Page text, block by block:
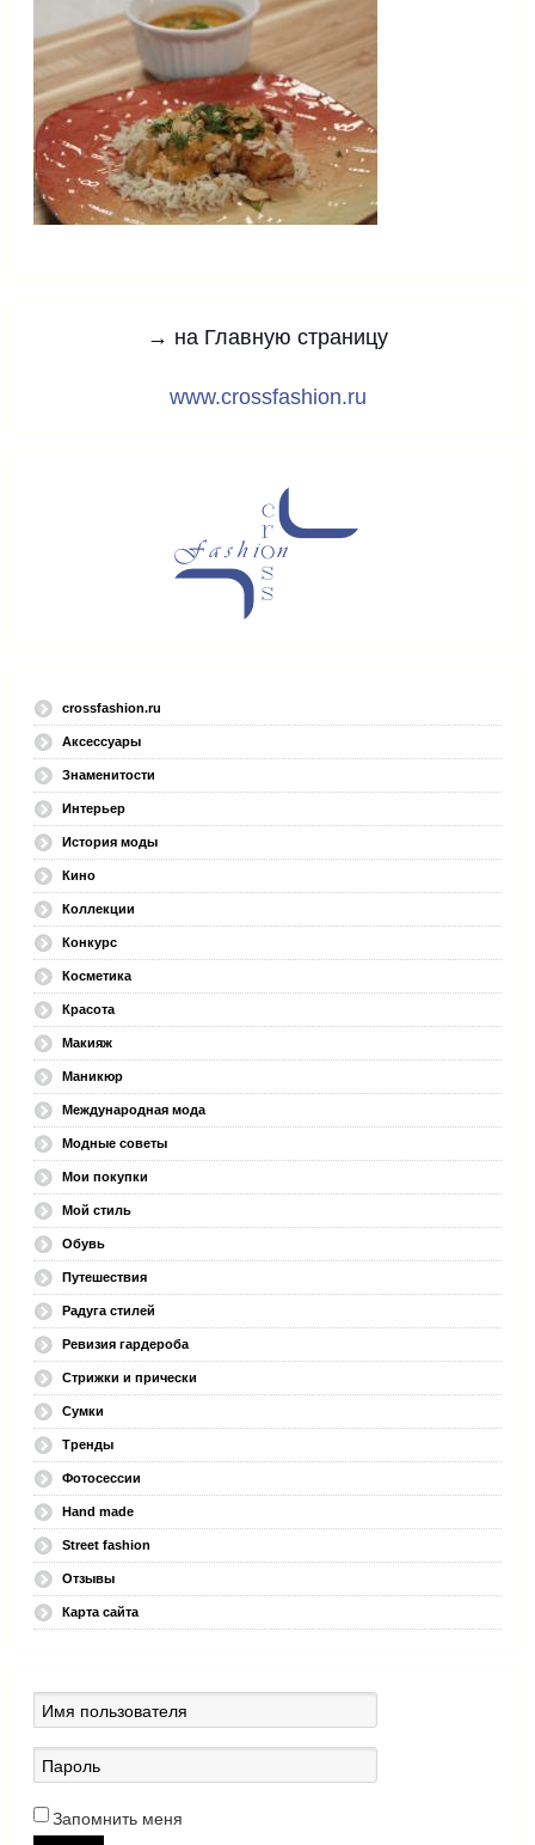
→ на Главную страницу
www.crossfashion.ru
crossfashion.ru
Аксессуары
Знаменитости
Интерьер
История моды
Кино
Коллекции
Конкурс
Косметика
Красота
Макияж
Маникюр
Международная мода
Модные советы
Мои покупки
Мой стиль
Обувь
Путешествия
Радуга стилей
Ревизия гардероба
Стрижки и прически
Сумки
Тренды
Фотосессии
Hand made
Street fashion
Отзывы
Карта сайта
Запомнить меня